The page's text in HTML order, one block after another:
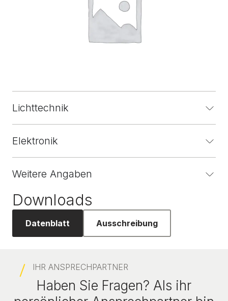
Lichttechnik
Elektronik
Weitere Angaben
Downloads
Datenblatt Ausschreibung
IHR ANSPRECHPARTNER
Haben Sie Fragen? Als ihr